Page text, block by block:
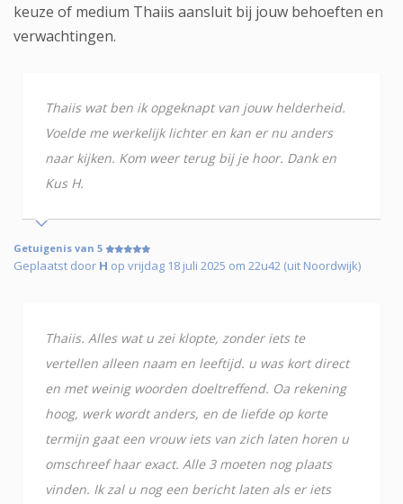
keuze of medium Thaiis aansluit bij jouw behoeften en
verwachtingen.
Thaiis wat ben ik opgeknapt van jouw helderheid.
Voelde me werkelijk lichter en kan er nu anders
naar kijken. Kom weer terug bij je hoor. Dank en
Kus H.
Getuigenis van 5
Geplaatst door H op vrijdag 18 juli 2025 om 22u42 (uit Noordwijk)
Thaiis. Alles wat u zei klopte, zonder iets te
vertellen alleen naam en leeftijd. u was kort direct
en met weinig woorden doeltreffend. Oa rekening
hoog, werk wordt anders, en de liefde op korte
termijn gaat een vrouw iets van zich laten horen u
omschreef haar exact. Alle 3 moeten nog plaats
vinden. Ik zal u nog een bericht laten als er iets